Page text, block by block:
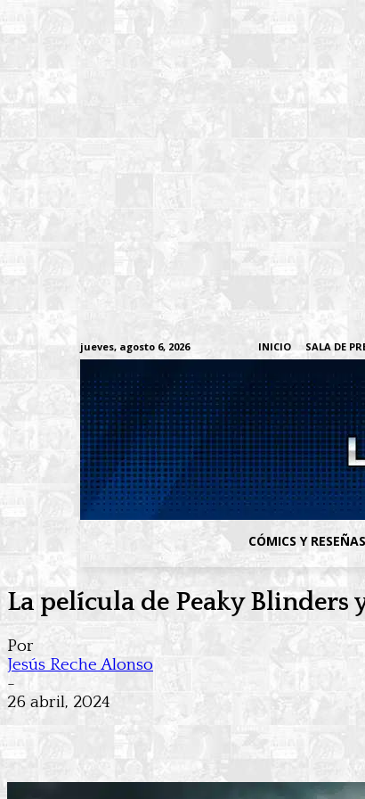
jueves, agosto 6, 2026 INICIO SALA DE
CÓMICS Y RESEÑAS
La película de Peaky Blinders
Por
Jesús Reche Alonso
-
26 abril, 2024